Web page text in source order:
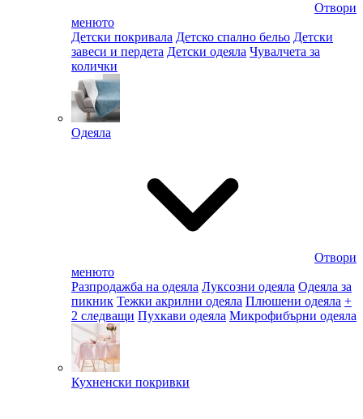
Отвори
менюто
Детски покривала Детско спално бельо Детски
завеси и пердета Детски одеяла Чувалчета за
колички
Одеяла
Отвори
менюто
Разпродажба на одеяла Луксозни одеяла Одеяла за
пикник Тежки акрилни одеяла Плюшени одеяла +
2 следващи Пухкави одеяла Микрофибърни одеяла
Кухненски покривки